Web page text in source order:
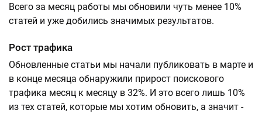
Всего за месяц работы мы обновили чуть менее 10%
статей и уже добились значимых результатов.
Рост трафика
Обновленные статьи мы начали публиковать в марте и
в конце месяца обнаружили прирост поискового
трафика месяц к месяцу в 32%. И это всего лишь 10%
из тех статей, которые мы хотим обновить, а значит -